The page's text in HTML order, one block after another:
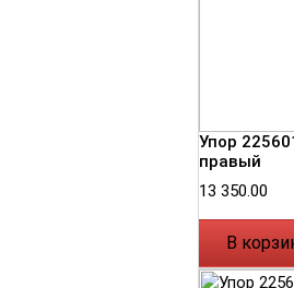
Упор
правый
13 350.00
В